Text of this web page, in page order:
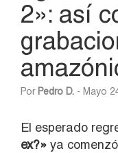
2»: así
Por Pedro D. - Mayo
El esperado
ex?» ya